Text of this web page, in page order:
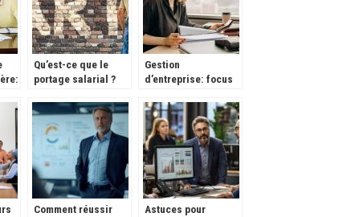
Qu’est-ce que le
portage salarial ?
Gestion
d’entreprise: focus
vos employés
Comment réussir
Astuces pour